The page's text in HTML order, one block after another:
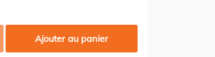
Ajouter au panier